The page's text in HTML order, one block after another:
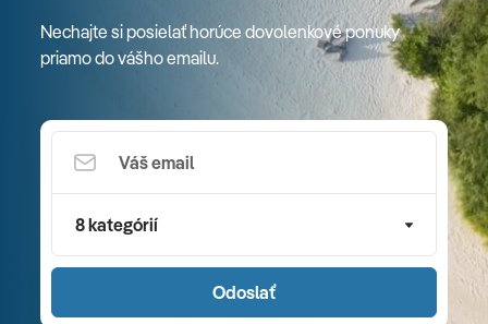
Nechajte si posielať horúce dovolenkové ponuky
priamo do vášho emailu.
8 kategórií
Odoslať